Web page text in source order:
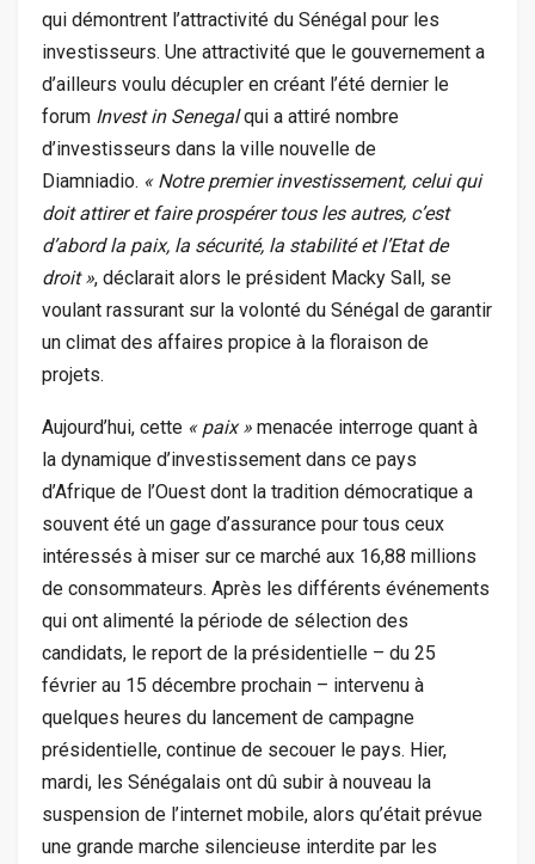
qui démontrent l’attractivité du Sénégal pour les
investisseurs. Une attractivité que le gouvernement a
d’ailleurs voulu décupler en créant l’été dernier le
forum Invest in Senegalqui a attiré nombre
d’investisseurs dans la ville nouvelle de
Diamniadio. « Notre premier investissement, celui qui
doit attirer et faire prospérer tous les autres, c’est
d’abord la paix, la sécurité, la stabilité et l’Etat de
droit », déclarait alors le président Macky Sall, se
voulant rassurant sur la volonté du Sénégal de garantir
un climat des affaires propice à la floraison de
projets.
Aujourd’hui, cette « paix » menacée interroge quant à
la dynamique d’investissement dans ce pays
d’Afrique de l’Ouest dont la tradition démocratique a
souvent été un gage d’assurance pour tous ceux
intéressés à miser sur ce marché aux 16,88 millions
de consommateurs. Après les différents événements
qui ont alimenté la période de sélection des
candidats, le report de la présidentielle – du 25
février au 15 décembre prochain – intervenu à
quelques heures du lancement de campagne
présidentielle, continue de secouer le pays. Hier,
mardi, les Sénégalais ont dû subir à nouveau la
suspension de l’internet mobile, alors qu’était prévue
une grande marche silencieuse interdite par les